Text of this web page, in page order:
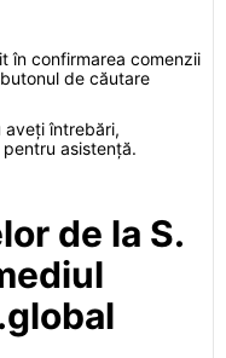
în confirmarea comenzii
de căutare
aveți întrebări,
asistență.
de la S.